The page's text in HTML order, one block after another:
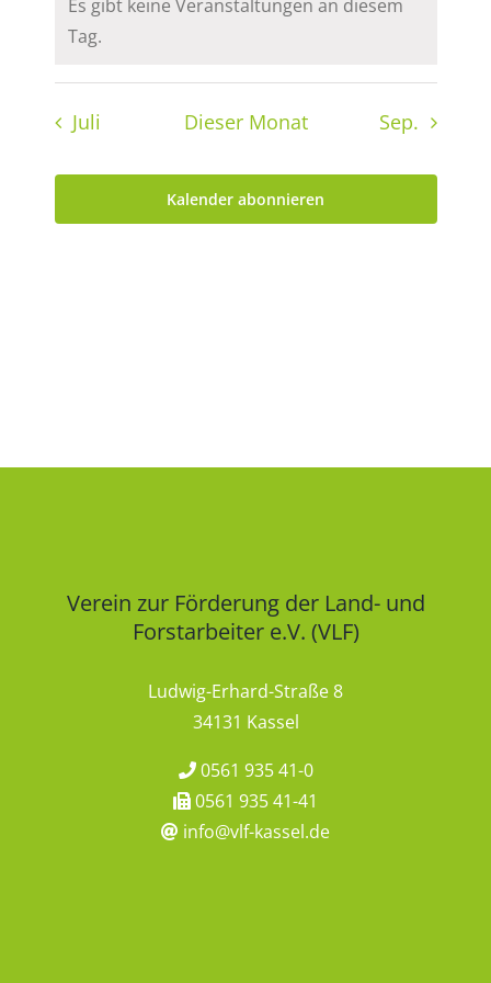
Hinweis
Es gibt keine Veranstaltungen an diesem
Tag.
Juli Dieser Monat Sep.
Kalender abonnieren
Verein zur Förderung der Land- und
Forstarbeiter e.V. (VLF)
Ludwig-Erhard-Straße 8
34131 Kassel
0561 935 41-0
0561 935 41-41
info@vlf-kassel.de